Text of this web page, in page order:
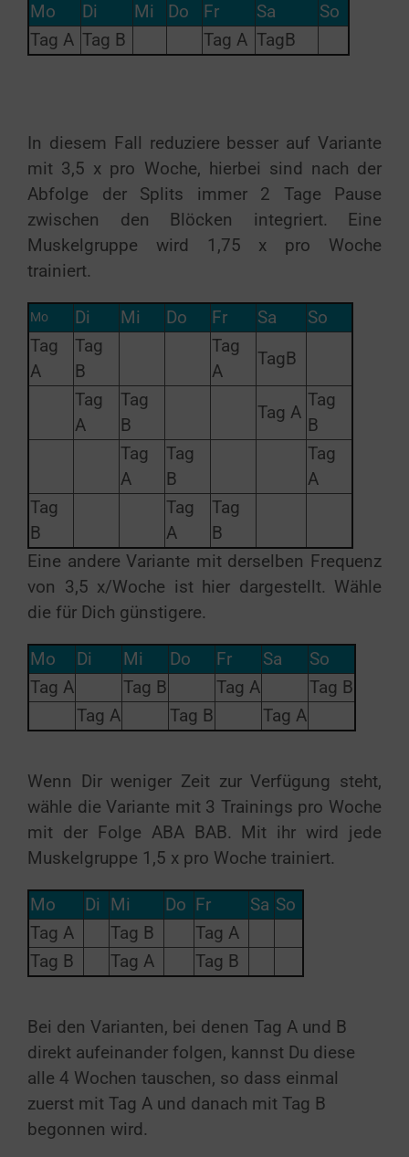
Mo Di Mi Do Fr Sa
So
Tag A Tag B Tag A TagB
In diesem Fall reduziere besser auf Variante
mit 3,5 x pro Woche, hierbei sind nach der
Abfolge der Splits immer 2 Tage Pause
zwischen den Blöcken integriert. Eine
Muskelgruppe wird 1,75 x pro Woche
trainiert.
Mo Di Mi Do Fr Sa
So
Tag
A
Tag
B
Tag
A
TagB
Tag
A
Tag
B
Tag A
Tag
B
Tag
A
Tag
B
Tag
A
Tag
B
Tag
A
Tag
B
Eine andere Variante mit derselben Frequenz
von 3,5 x/Woche ist hier dargestellt. Wähle
die für Dich günstigere.
Mo Di Mi Do Fr Sa
So
Tag A
Tag B Tag A
Tag B
Tag A
Tag B Tag A
Wenn Dir weniger Zeit zur Verfügung steht,
wähle die Variante mit 3 Trainings pro Woche
mit der Folge ABA BAB. Mit ihr wird jede
Muskelgruppe 1,5 x pro Woche trainiert.
Mo Di Mi Do Fr Sa So
Tag A
Tag B
Tag A
Tag B
Tag A Tag B
Bei den Varianten, bei denen Tag A und B
direkt aufeinander folgen, kannst Du diese
alle 4 Wochen tauschen, so dass einmal
zuerst mit Tag A und danach mit Tag B
begonnen wird.